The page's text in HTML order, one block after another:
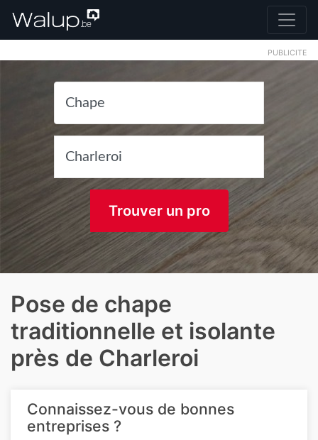
PUBLICITE
Trouver un pro
Pose de chape
traditionnelle et isolante
près de Charleroi
Connaissez-vous de bonnes
entreprises ?